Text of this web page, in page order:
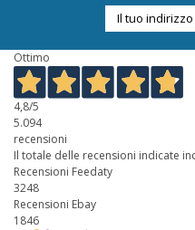
Ottimo
4,8/5
5.094
recensioni
Il totale delle recensioni indicate
Recensioni Feedaty
3248
Recensioni Ebay
1846